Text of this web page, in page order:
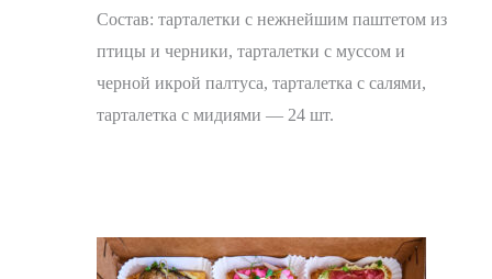
Состав: тарталетки с нежнейшим паштетом из
птицы и черники, тарталетки с муссом и
черной икрой палтуса, тарталетка с салями,
тарталетка с мидиями — 24 шт.